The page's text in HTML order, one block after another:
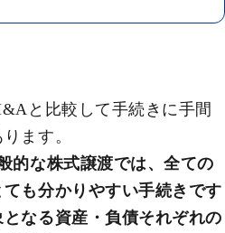
と比較して手続きに手間
ます。
的な株式譲渡では、全ての
も分かりやすい手続きです
なる資産・負債それぞれの